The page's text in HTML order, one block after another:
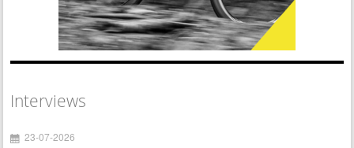
Interviews
23-07-2026